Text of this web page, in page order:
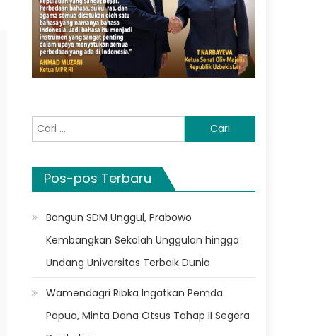
Cari
untuk:
Pos-pos Terbaru
Bangun SDM Unggul, Prabowo
Kembangkan Sekolah Unggulan hingga
Undang Universitas Terbaik Dunia
Wamendagri Ribka Ingatkan Pemda
Papua, Minta Dana Otsus Tahap II Segera